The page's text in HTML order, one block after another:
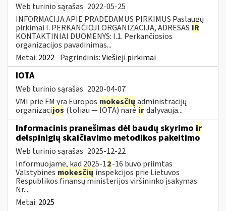
Web turinio sąrašas 2022-05-25
INFORMACIJA APIE PRADEDAMUS PIRKIMUS Paslaugų
pirkimai I. PERKANČIOJI ORGANIZACIJA, ADRESAS IR
KONTAKTINIAI DUOMENYS: I.1. Perkančiosios
organizacijos pavadinimas...
Metai: 2022 Pagrindinis:Viešieji pirkimai
IOTA
Web turinio sąrašas 2020-04-07
VMI prie FM yra Europos mokesčių administracijų
organizacijos (toliau — IOTA) narė irdalyvauja...
Informacinis pranešimas dėl baudų skyrimo ir
delspinigių skaičiavimo metodikos pakeitimo
Web turinio sąrašas 2025-12-22
Informuojame, kad 2025-12-16 buvo priimtas
Valstybinės mokesčių inspekcijos prie Lietuvos
Respublikos finansų ministerijos viršininko įsakymas
Nr....
Metai: 2025